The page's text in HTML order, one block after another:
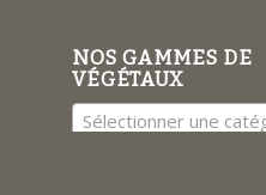
NOS GAMMES DE
VÉGÉTAUX
Sélectionner une